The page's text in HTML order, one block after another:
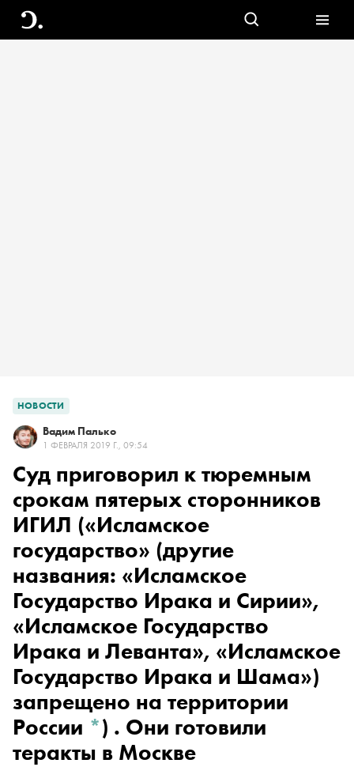
НОВОСТИ
Вадим Палько
1 ФЕВРАЛЯ 2019 Г., 09:54
Суд приговорил к тюремным
срокам пятерых сторонников
ИГИЛ («Исламское
государство» (другие
названия: «Исламское
Государство Ирака и Сирии»,
«Исламское Государство
Ирака и Леванта», «Исламское
Государство Ирака и Шама»)
запрещено на территории
России *) . Они готовили
теракты в Москве